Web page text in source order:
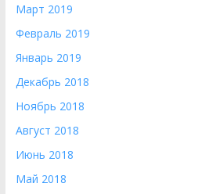
Март 2019
Февраль 2019
Январь 2019
Декабрь 2018
Ноябрь 2018
Август 2018
Июнь 2018
Май 2018